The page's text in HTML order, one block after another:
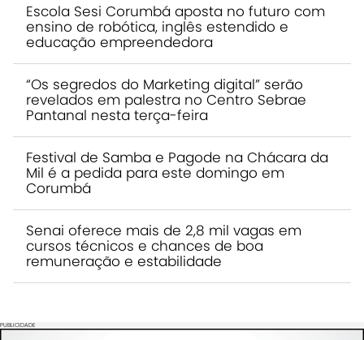
Escola Sesi Corumbá aposta no futuro com
ensino de robótica, inglês estendido e
educação empreendedora
“Os segredos do Marketing digital” serão
revelados em palestra no Centro Sebrae
Pantanal nesta terça-feira
Festival de Samba e Pagode na Chácara da
Mil é a pedida para este domingo em
Corumbá
Senai oferece mais de 2,8 mil vagas em
cursos técnicos e chances de boa
remuneração e estabilidade
PUBLICIDADE